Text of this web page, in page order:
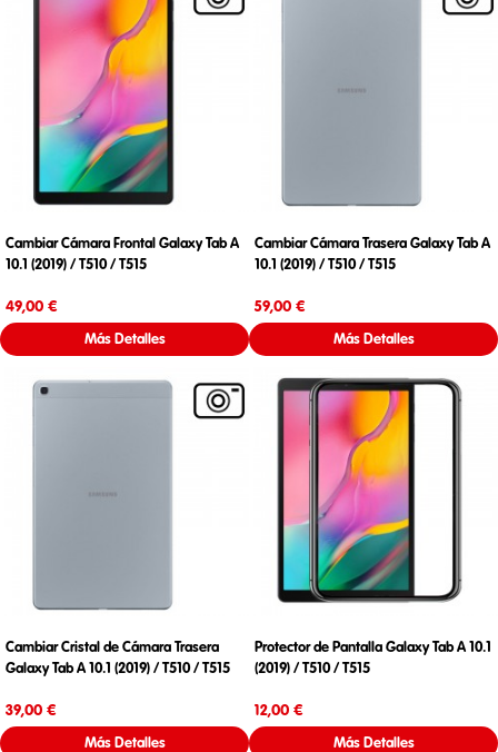
Cambiar Cámara Frontal Galaxy Tab A
10.1 (2019) / T510 / T515
49,00 €
Más Detalles
Cambiar Cámara Trasera Galaxy Tab A
10.1 (2019) / T510 / T515
59,00 €
Más Detalles
Cambiar Cristal de Cámara Trasera
Galaxy Tab A 10.1 (2019) / T510 / T515
39,00 €
Más Detalles
Protector de Pantalla Galaxy Tab A 10.1
(2019) / T510 / T515
12,00 €
Más Detalles